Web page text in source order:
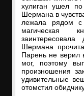
хулиган ушел
Шермана в
лежала рядом с
магическая
Шермана
Парень не верил
мог, поэтому
произношения
удивительные
отомстил